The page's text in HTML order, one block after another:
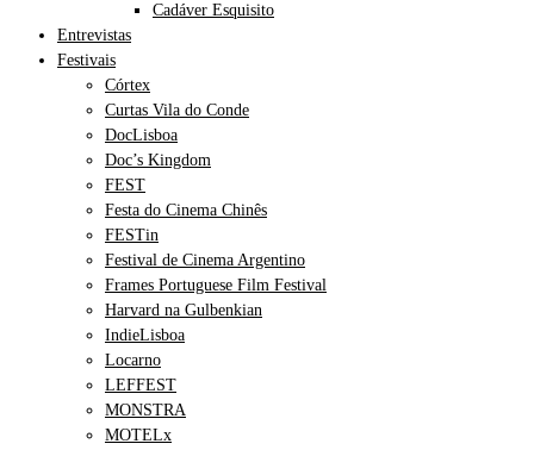
Cadáver Esquisito
Entrevistas
Festivais
Córtex
Curtas Vila do Conde
DocLisboa
Doc’s Kingdom
FEST
Festa do Cinema Chinês
FESTin
Festival de Cinema Argentino
Frames Portuguese Film Festival
Harvard na Gulbenkian
IndieLisboa
Locarno
LEFFEST
MONSTRA
MOTELx